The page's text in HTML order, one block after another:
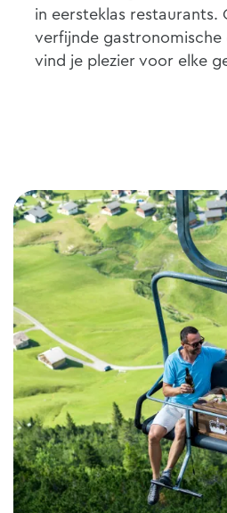
in eersteklas restaurants.
verfijnde
vind je plezier voor elke